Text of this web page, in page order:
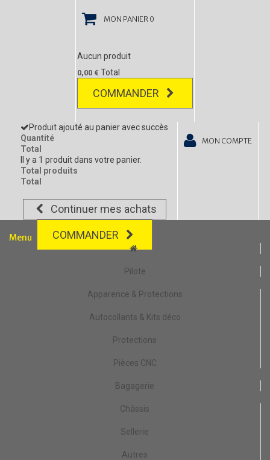
MON PANIER 0
Aucun produit
0,00 € Total
COMMANDER
Produit ajouté au panier avec succès
Quantité
Total
Il y a 1 produit dans votre panier.
Total produits
Total
Continuer mes achats
COMMANDER
MON COMPTE
Menu
Pilote
Apparence & Protections
Autocollants & Kits déco
Protections
Pièces CNC
Bagagerie
Châssis
Sellerie
Autres